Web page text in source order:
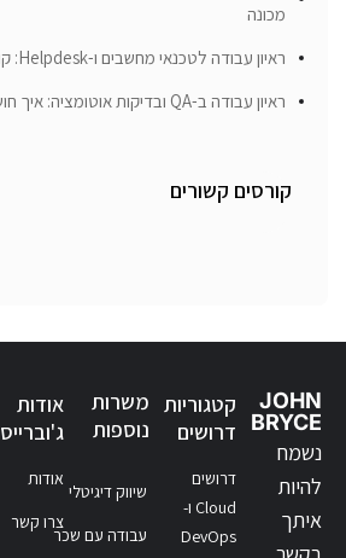
מכונה
ראיון עבודה לטכנאי מחשבים ו-Helpdesk: קו ההגנה הראשון
ראיון עבודה ב-QA ובדיקות אוטומציה: איך חושבים כמו בודק תוכנה
קורסים קשורים
JOHN
BRYCE
נשמח
להיות
איתך
קטגוריות
דרושים
דרושים
Cloud ו-
DevOps
משרות
נוספות
שיווק דיגיטלי
עבודה עם שכר
אודות
ג'וברייס
אודות
צרו קשר